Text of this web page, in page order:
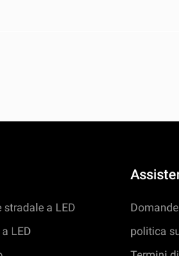
a LED
LED
politica